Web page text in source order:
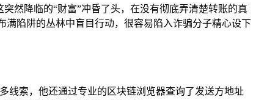
然降临的“财富”冲昏了头，在没有彻底弄清楚转账的真
陷阱的丛林中盲目行动，很容易陷入诈骗分子精心设下
线索，他还通过专业的区块链浏览器查询了发送方地址